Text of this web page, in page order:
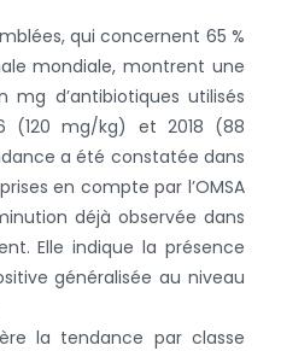
qui concernent 65 %
mondiale, montrent une
mg d’antibiotiques utilisés
(120 mg/kg) et 2018 (88
a été constatée dans
en compte par l’OMSA
déjà observée dans
Elle indique la présence
généralisée au niveau
la tendance par classe